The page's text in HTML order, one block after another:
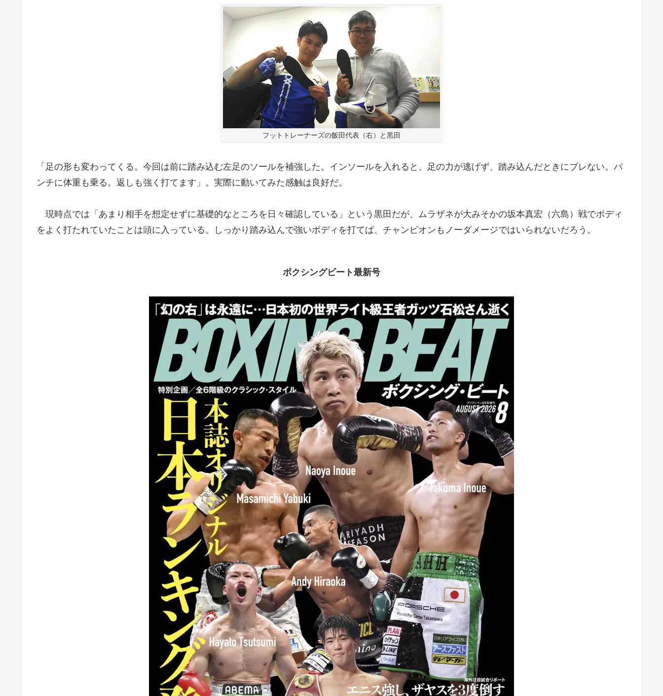
フットトレーナーズの飯田代表（右）と黒田
「足の形も変わってくる。今回は前に踏み込む左足のソールを補強した。インソールを入れると、足の力が逃げず、踏み込んだときにブレない。パ
ンチに体重も乗る。返しも強く打てます」。実際に動いてみた感触は良好だ。
現時点では「あまり相手を想定せずに基礎的なところを日々確認している」という黒田だが、ムラザネが大みそかの坂本真宏（六島）戦でボディ
をよく打たれていたことは頭に入っている。しっかり踏み込んで強いボディを打てば、チャンピオンもノーダメージではいられないだろう。
ボクシングビート最新号